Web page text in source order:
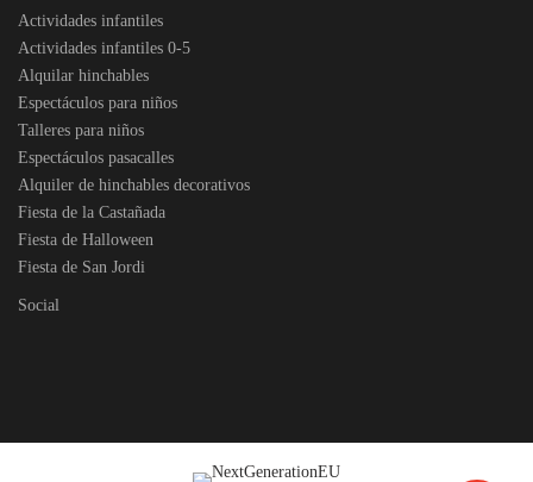
Actividades infantiles
Actividades infantiles 0-5
Alquilar hinchables
Espectáculos para niños
Talleres para niños
Espectáculos pasacalles
Alquiler de hinchables decorativos
Fiesta de la Castañada
Fiesta de Halloween
Fiesta de San Jordi
Social